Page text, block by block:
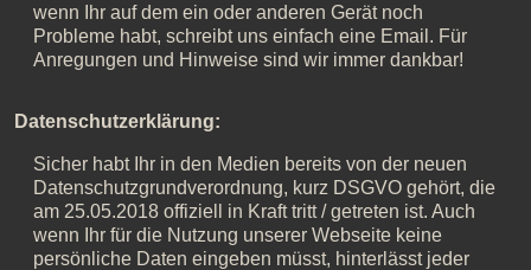
wenn Ihr auf dem ein oder anderen Gerät noch
Probleme habt, schreibt uns einfach eine Email. Für
Anregungen und Hinweise sind wir immer dankbar!
Datenschutzerklärung:
Sicher habt Ihr in den Medien bereits von der neuen
Datenschutzgrundverordnung, kurz DSGVO gehört, die
am 25.05.2018 offiziell in Kraft tritt / getreten ist. Auch
wenn Ihr für die Nutzung unserer Webseite keine
persönliche Daten eingeben müsst, hinterlässt jeder